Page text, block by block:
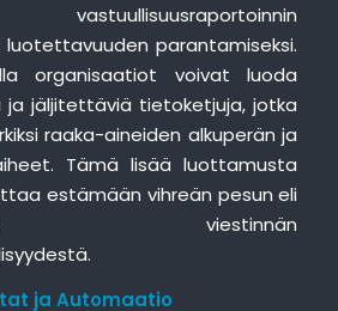
vastuullisuusraportoinnin
luotettavuuden parantamiseksi.
organisaatiot voivat luoda
jäljitettäviä tietoketjuja, jotka
raaka-aineiden alkuperän ja
Tämä lisää luottamusta
estämään vihreän pesun eli
viestinnän
ja Automaatio